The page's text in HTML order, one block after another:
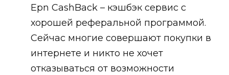
Epn CashBack – кэшбэк сервис с
хорошей реферальной программой.
Сейчас многие совершают покупки в
интернете и никто не хочет
отказываться от возможности